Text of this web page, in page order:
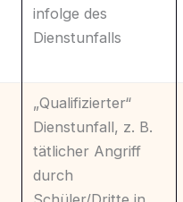
infolge des
Dienstunfalls
„Qualifizierter“
Dienstunfall, z. B.
tätlicher Angriff
durch